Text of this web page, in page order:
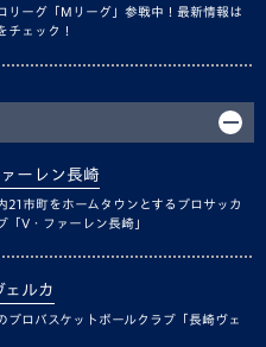
リーグ「Mリーグ」参戦中！最新情報は
チェック！
ーレン長崎
21市町をホームタウンとするプロサッカ
「V・ファーレン長崎」
ェルカ
プロバスケットボールクラブ「長崎ヴェ